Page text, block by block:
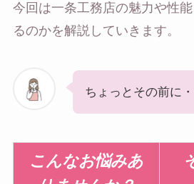
今回は一条工務店の魅力や性
るのかを解説していきます。
ちょっとその前に・
こんなお悩みあ